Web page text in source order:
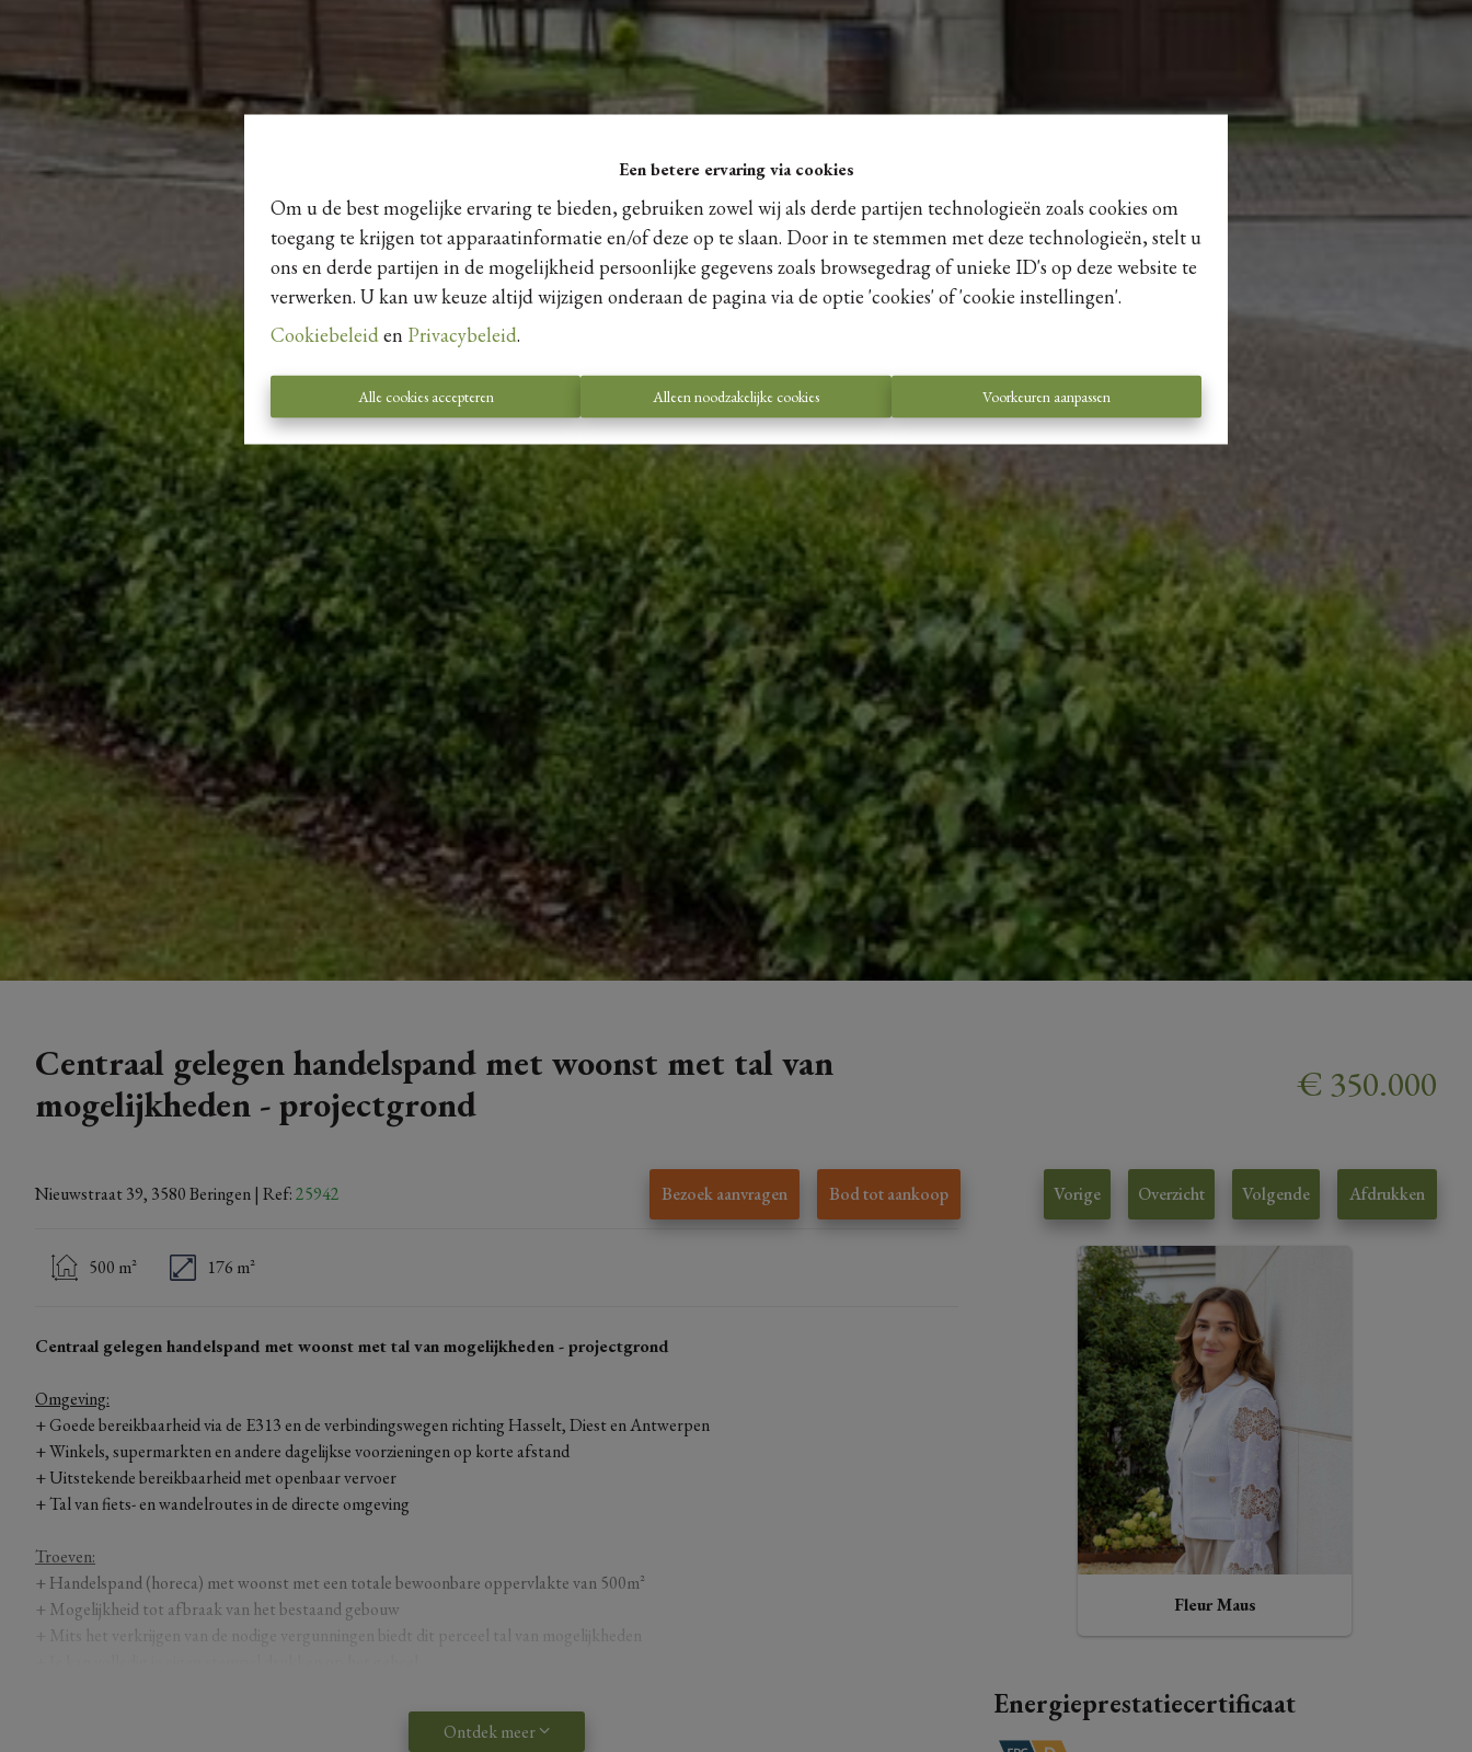
Een betere ervaring via cookies
Om u de best mogelijke ervaring te bieden, gebruiken zowel wij als derde partijen technologieën zoals cookies om
toegang te krijgen tot apparaatinformatie en/of deze op te slaan. Door in te stemmen met deze technologieën, stelt u
ons en derde partijen in de mogelijkheid persoonlijke gegevens zoals browsegedrag of unieke ID's op deze website te
verwerken. U kan uw keuze altijd wijzigen onderaan de pagina via de optie 'cookies' of 'cookie instellingen'.
Cookiebeleid en Privacybeleid.
Alle cookies accepteren Alleen noodzakelijke cookies Voorkeuren aanpassen
Centraal gelegen handelspand met woonst met tal van
mogelijkheden - projectgrond
€ 350.000
Nieuwstraat 39, 3580 Beringen| Ref:25942 Bezoek aanvragen Bod tot aankoop Vorige Overzicht Volgende Afdrukken
500 m² 176 m²
Centraal gelegen handelspand met woonst met tal van mogelijkheden - projectgrond
Omgeving:
+ Goede bereikbaarheid via de E313 en de verbindingswegen richting Hasselt, Diest en Antwerpen
+ Winkels, supermarkten en andere dagelijkse voorzieningen op korte afstand
+ Uitstekende bereikbaarheid met openbaar vervoer
+ Tal van fiets- en wandelroutes in de directe omgeving
Troeven:
+ Handelspand (horeca) met woonst met een totale bewoonbare oppervlakte van 500m²
+ Mogelijkheid tot afbraak van het bestaand gebouw
+ Mits het verkrijgen van de nodige vergunningen biedt dit perceel tal van mogelijkheden
Ontdek meer
Fleur Maus
Energieprestatiecertificaat